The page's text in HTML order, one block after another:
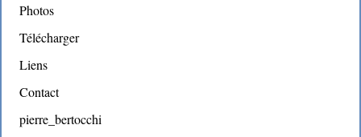
Photos
Télécharger
Liens
Contact
pierre_bertocchi